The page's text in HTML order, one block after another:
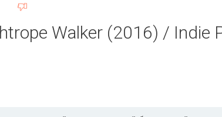
Walker (2016) / Indie